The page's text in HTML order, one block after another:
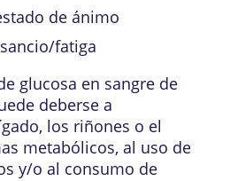
de ánimo
fatiga
glucosa en sangre de
deberse a
los riñones o el
metabólicos, al uso de
y/o al consumo de